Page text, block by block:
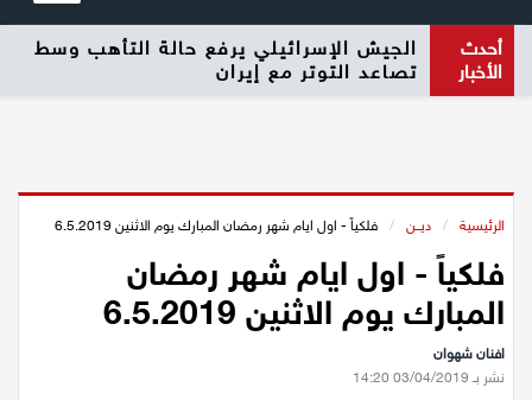
أخبار محلية
دير حنا
سخنين
أحدث
الأخبار
الجيش الإسرائيلي يرفع حالة التأهب وسط
تصاعد التوتر مع إيران
الرئيسية / ديــن / فلكياً - اول ايام شهر رمضان المبارك يوم الاثنين 6.5.2019
فلكياً - اول ايام شهر رمضان
المبارك يوم الاثنين 6.5.2019
افنان شهوان
نشر بـ 03/04/2019 14:20